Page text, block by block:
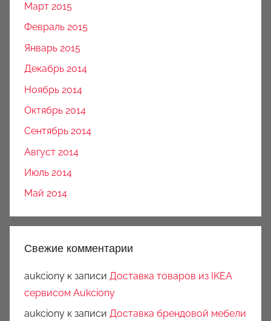
Март 2015
Февраль 2015
Январь 2015
Декабрь 2014
Ноябрь 2014
Октябрь 2014
Сентябрь 2014
Август 2014
Июль 2014
Май 2014
Свежие комментарии
aukciony к записи Доставка товаров из IKEA
сервисом Aukciony
aukciony к записи Доставка брендовой мебели